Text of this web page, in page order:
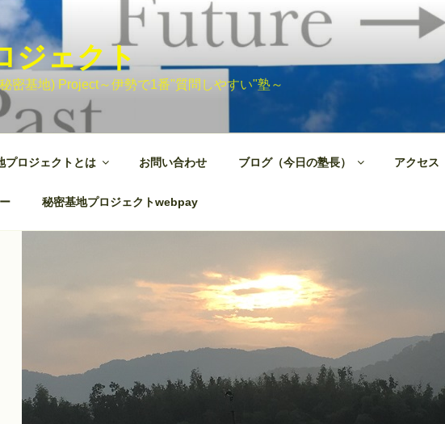
ジェクト
密基地) Project～伊勢で1番"質問しやすい"塾～
プロジェクトとは お問い合わせ ブログ（今日の塾長） アクセス
秘密基地プロジェクトwebpay